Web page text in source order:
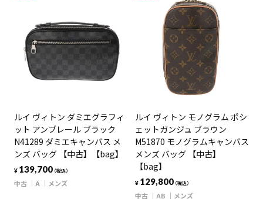
ルイ ヴィトン ダミエグラフィ
ット アンブレール ブラック
N41289 ダミエキャンバス メ
ンズ バッグ 【中古】【bag】
¥ 139,700（税込）
中古 A メンズ
ルイ ヴィトン モノグラム ポシ
ェットガンジュ ブラウン
M51870 モノグラムキャンバス
メンズ バッグ 【中古】
【bag】
¥ 129,800（税込）
中古 AB メンズ